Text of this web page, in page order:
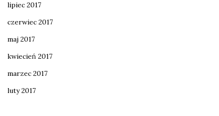
lipiec 2017
czerwiec 2017
maj 2017
kwiecień 2017
marzec 2017
luty 2017